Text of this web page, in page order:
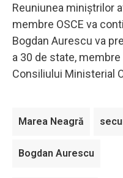
Reuniunea miniştrilor
membre OSCE va
Bogdan Aurescu va
a 30 de state, membre
Consiliului Ministerial
Marea Neagră
Bogdan Aurescu